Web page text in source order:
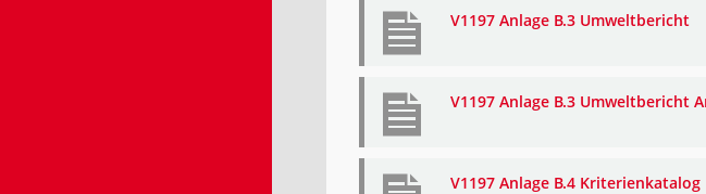
V1197 Anlage B.3 Umweltbericht
V1197 Anlage B.3 Umweltbericht
V1197 Anlage B.4 Kriterienkatalog